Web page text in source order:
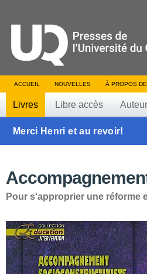
ACCUEIL NOUVELLES À PROPOS
Livres Libre accès
Merci Henri et au revoir!
Pour s'approprier une réforme